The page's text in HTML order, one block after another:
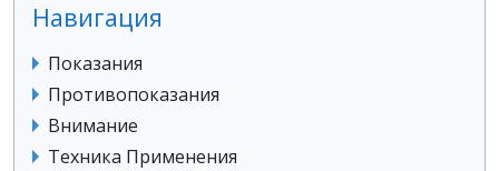
Навигация
Показания
Противопоказания
Внимание
Техника Применения